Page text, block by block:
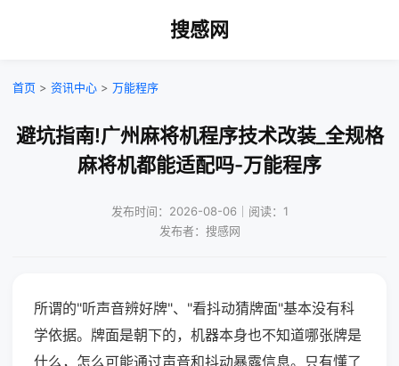
搜感网
首页 > 资讯中心 > 万能程序
避坑指南!广州麻将机程序技术改装_全规格
麻将机都能适配吗-万能程序
发布时间：2026-08-06｜阅读：1
发布者：搜感网
所谓的"听声音辨好牌"、"看抖动猜牌面"基本没有科
学依据。牌面是朝下的，机器本身也不知道哪张牌是
什么，怎么可能通过声音和抖动暴露信息。只有懂了